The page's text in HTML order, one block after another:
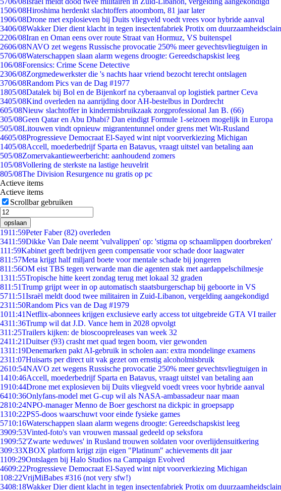
1506/08Hiroshima herdenkt slachtoffers atoombom, 81 jaar later
1906/08Drone met explosieven bij Duits vliegveld voedt vrees voor hybride aanval
3406/08Wakker Dier dient klacht in tegen insectenfabriek Protix om
2206/08Iran en Oman eens over route Straat van Hormuz, VS buitenspel
2606/08NAVO zet wegens Russische provocatie 250% meer gevechtsvliegtuigen in
5706/08Waterschappen slaan alarm wegens droogte: Gereedschapskist leeg
106/08Forensics: Crime Scene Detective
2306/08Zorgmedewerkster die 's nachts haar vriend bezocht terecht ontslagen
3706/08Random Pics van de Dag #1977
1805/08Datalek bij Bol en de Bijenkorf na cyberaanval op logistiek partner Ceva
3405/08Kind overleden na aanrijding door AH-bestelbus in Dordrecht
605/08Nieuw slachtoffer in kindermisbruikzaak zorgprofessional Jan B. (66)
305/08Geen Qatar en Abu Dhabi? Dan eindigt Formule 1-seizoen mogelijk in Europa
505/08Litouwen vindt opnieuw migrantentunnel onder grens met Wit-Rusland
4605/08Progressieve Democraat El-Sayed wint nipt voorverkiezing Michigan
1405/08Accell, moederbedrijf Sparta en Batavus, vraagt uitstel van betaling aan
505/08Zomervakantieweerbericht: aanhoudend zomers
105/08Vollering de sterkste na lastige heuvelrit
805/08The Division Resurgence nu gratis op pc
Actieve items
Actieve items
Scrollbar gebruiken
opslaan
1911:59Peter Faber (82) overleden
3411:59Dikke Van Dale neemt 'vulvalippen' op: 'stigma op schaamlippen doorbreken'
111:59Kabinet geeft bedrijven geen compensatie voor schade door laagwater
811:57Meta krijgt half miljard boete voor mentale schade bij jongeren
811:56OM eist TBS tegen verwarde man die agenten stak met aardappelschilmesje
1311:55Tropische hitte keert zondag terug met lokaal 32 graden
811:51Trump grijpt weer in op automatisch staatsburgerschap bij geboorte in VS
5711:51Israël meldt dood twee militairen in Zuid-Libanon, vergelding aangekondigd
2311:50Random Pics van de Dag #1979
1011:41Netflix-abonnees krijgen exclusieve early access tot uitgebreide GTA VI trailer
4311:36Trump wil dat J.D. Vance hem in 2028 opvolgt
311:25Trailers kijken: de bioscoopreleases van week 32
2411:21Duitser (93) crasht met quad tegen boom, vier gewonden
1311:19Denemarken pakt AI-gebruik in scholen aan: extra mondelinge examens
2311:07Huisarts per direct uit vak gezet om ernstig alcoholmisbruik
2610:54NAVO zet wegens Russische provocatie 250% meer gevechtsvliegtuigen in
1410:46Accell, moederbedrijf Sparta en Batavus, vraagt uitstel van betaling aan
1910:44Drone met explosieven bij Duits vliegveld voedt vrees voor hybride aanval
6410:36Onlyfans-model met G-cup wil als NASA-ambassadeur naar maan
2810:24NPO-manager Menno de Boer geschorst na dickpic in groepsapp
1310:22PS5-doos waarschuwt voor einde fysieke games
5710:16Waterschappen slaan alarm wegens droogte: Gereedschapskist leeg
3909:53Vinted-foto's van vrouwen massaal gedeeld op seksfora
1909:52'Zwarte weduwes' in Rusland trouwen soldaten voor overlijdensuitkering
309:33XBOX platform krijgt zijn eigen "Platinum" achievements dit jaar
1109:29Ontslagen bij Halo Studios na Campaign Evolved
4609:22Progressieve Democraat El-Sayed wint nipt voorverkiezing Michigan
108:22VrijMiBabes #316 (not very sfw!)
3408:18Wakker Dier dient klacht in tegen insectenfabriek Protix om